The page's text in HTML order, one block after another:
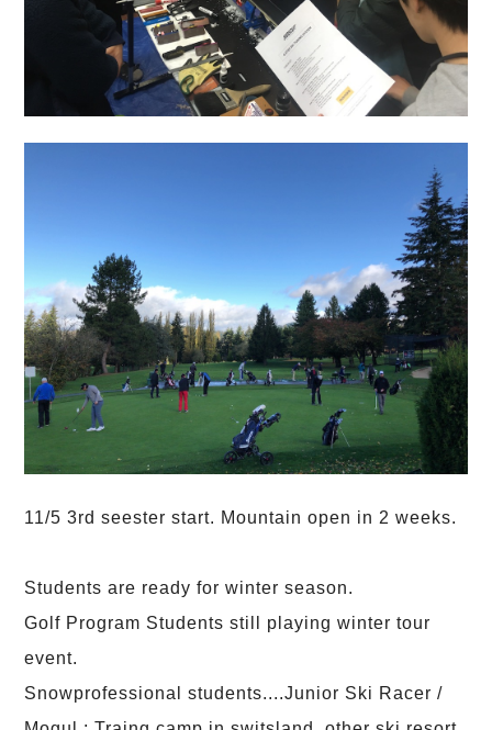
11/5 3rd seester start. Mountain open in 2 weeks.
Students are ready for winter season.
Golf Program Students still playing winter tour
event.
Snowprofessional students....Junior Ski Racer /